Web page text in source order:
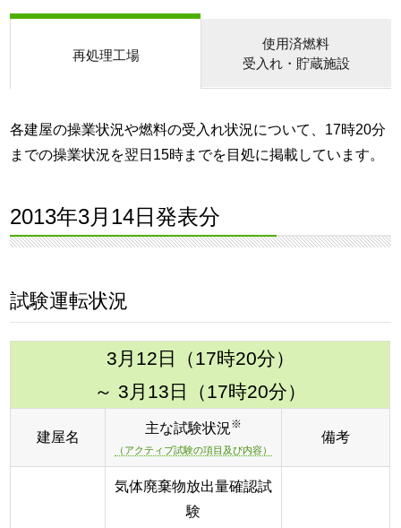
再処理工場
使用済燃料
受入れ・貯蔵施設
各建屋の操業状況や燃料の受入れ状況について、17時20分
までの操業状況を翌日15時までを目処に掲載しています。
2013年3月14日発表分
試験運転状況
3月12日（17時20分）
～ 3月13日（17時20分）
建屋名
主な試験状況※
（アクティブ試験の項目及び内容）
備考
気体廃棄物放出量確認試
験